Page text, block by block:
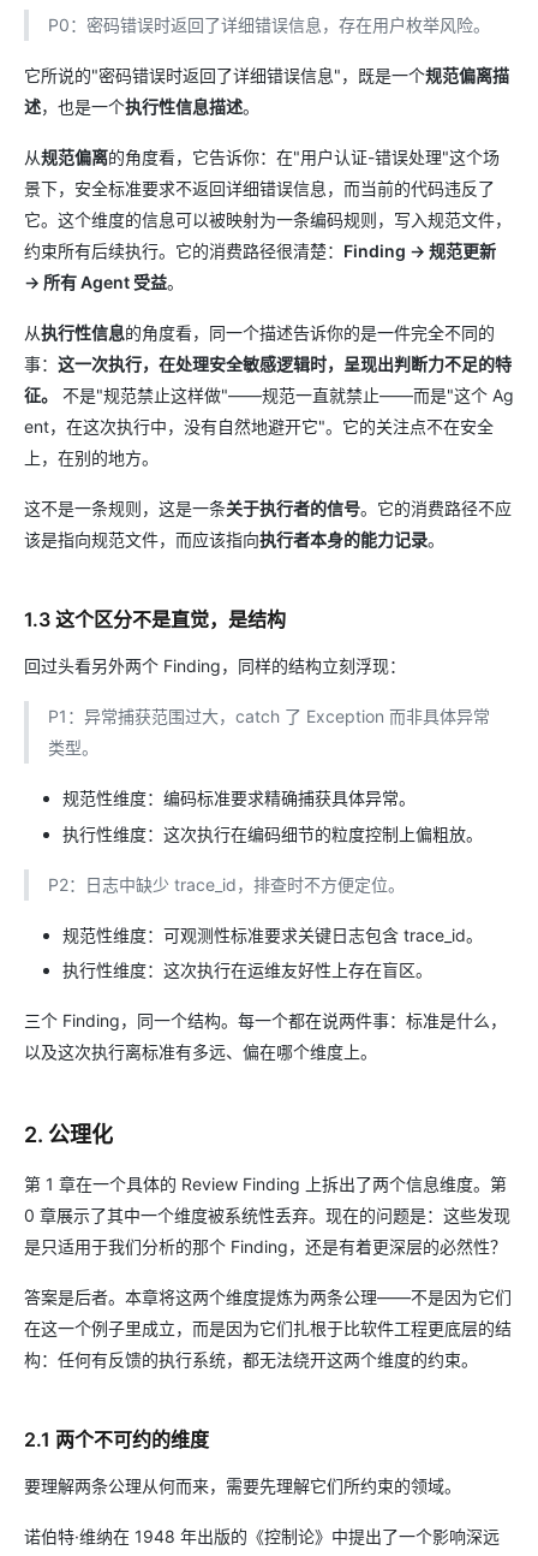
P0：密码错误时返回了详细错误信息，存在用户枚举风险。
它所说的"密码错误时返回了详细错误信息"，既是一个规范偏离描
述，也是一个执行性信息描述。
从规范偏离的角度看，它告诉你：在"用户认证-错误处理"这个场
景下，安全标准要求不返回详细错误信息，而当前的代码违反了
它。这个维度的信息可以被映射为一条编码规则，写入规范文件，
约束所有后续执行。它的消费路径很清楚： Finding → 规范更新
→ 所有 Agent 受益。
从执行性信息的角度看，同一个描述告诉你的是一件完全不同的
事： 这一次执行，在处理安全敏感逻辑时，呈现出判断力不足的特
征。
不是"规范禁止这样做"——规范一直就禁止——而是"这个 Ag
ent，在这次执行中，没有自然地避开它"。它的关注点不在安全
上，在别的地方。
这不是一条规则，这是一条关于执行者的信号。它的消费路径不应
该是指向规范文件，而应该指向执行者本身的能力记录。
1.3 这个区分不是直觉，是结构
回过头看另外两个 Finding，同样的结构立刻浮现：
P1：异常捕获范围过大，catch 了 Exception 而非具体异常
类型。
规范性维度：编码标准要求精确捕获具体异常。
执行性维度：这次执行在编码细节的粒度控制上偏粗放。
P2：日志中缺少 trace_id，排查时不方便定位。
规范性维度：可观测性标准要求关键日志包含 trace_id。
执行性维度：这次执行在运维友好性上存在盲区。
三个 Finding，同一个结构。每一个都在说两件事：标准是什么，
以及这次执行离标准有多远、偏在哪个维度上。
2. 公理化
第 1 章在一个具体的 Review Finding 上拆出了两个信息维度。第
0 章展示了其中一个维度被系统性丢弃。现在的问题是：这些发现
是只适用于我们分析的那个 Finding，还是有着更深层的必然性？
答案是后者。本章将这两个维度提炼为两条公理——不是因为它们
在这一个例子里成立，而是因为它们扎根于比软件工程更底层的结
构：任何有反馈的执行系统，都无法绕开这两个维度的约束。
2.1 两个不可约的维度
要理解两条公理从何而来，需要先理解它们所约束的领域。
诺伯特·维纳在 1948 年出版的《控制论》中提出了一个影响深远